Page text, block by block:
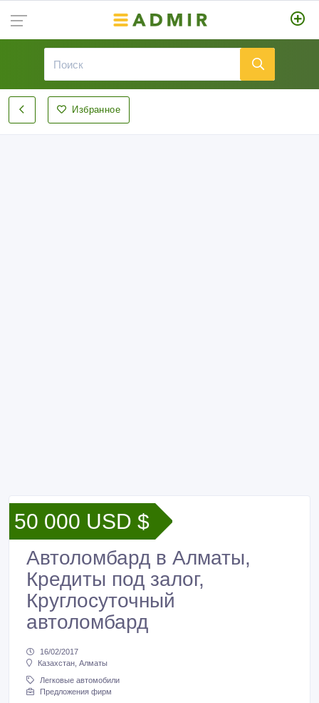
Избранное
50 000 USD $
Автоломбард в Алматы,
Кредиты под залог,
Круглосуточный
автоломбард
16/02/2017
Казахстан, Алматы
Легковые автомобили
Предложения фирм